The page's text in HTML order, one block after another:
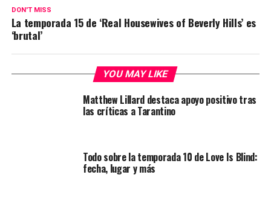
DON'T MISS
La temporada 15 de ‘Real Housewives of Beverly Hills’ es
‘brutal’
YOU MAY LIKE
Matthew Lillard destaca apoyo positivo tras
las críticas a Tarantino
Todo sobre la temporada 10 de Love Is Blind:
fecha, lugar y más